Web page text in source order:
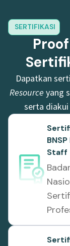
SERTIFIKASI
Dapatkan
Resource yang
serta
BNSP
Staff